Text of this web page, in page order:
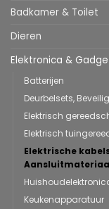
Badkamer & Toilet
Dieren
Elektronica &
Batterijen
Deurbelsets,
Elektrisch
Elektrisch
Elektrische
Keukenapparatuur